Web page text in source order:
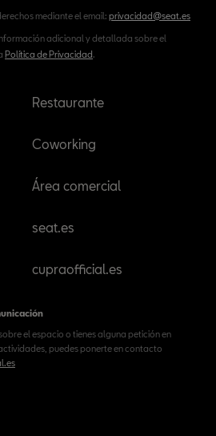
mediante el email: privacidad@seat.es
adicional y detallada sobre el
Política de Privacidad.
Restaurante
Coworking
Área comercial
seat.es
cupraofficial.es
el espacio o tienes alguna petición en
puedes ponerte en contacto